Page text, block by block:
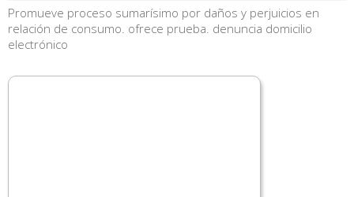
Promueve proceso sumarísimo por daños y perjuicios en
relación de consumo. ofrece prueba. denuncia domicilio
electrónico